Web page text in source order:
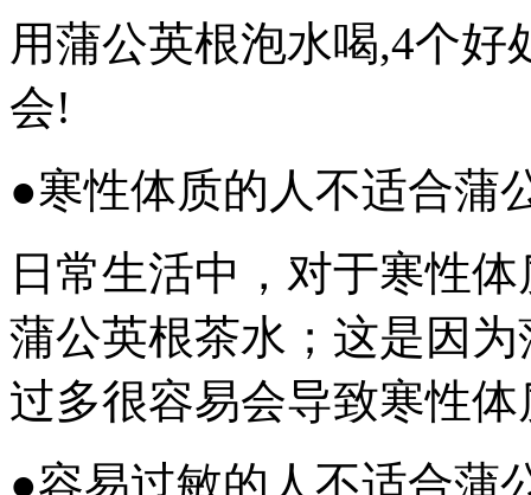
用蒲公英根泡水喝,4个
会!
●寒性体质的人不适合蒲
日常生活中，对于寒性
蒲公英根茶水；这是因
过多很容易会导致寒性
●容易过敏的人不适合蒲